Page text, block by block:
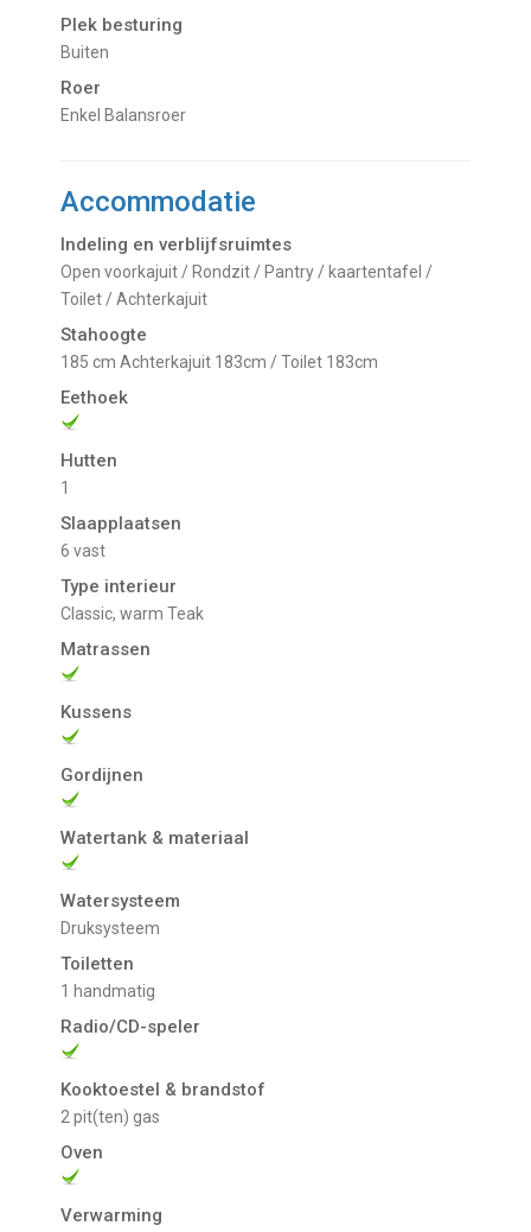
Plek besturing
buiten
Roer
Enkel Balansroer
Accommodatie
Indeling en verblijfsruimtes
Open voorkajuit / Rondzit / Pantry / kaartentafel /
Toilet / Achterkajuit
Stahoogte
185 cm Achterkajuit 183cm / Toilet 183cm
Eethoek
Hutten
1
Slaapplaatsen
6 vast
Type interieur
Classic, warm Teak
Matrassen
Kussens
Gordijnen
Watertank & materiaal
Watersysteem
Druksysteem
Toiletten
1 handmatig
Radio/CD-speler
Kooktoestel & brandstof
2 pit(ten) gas
Oven
Verwarming